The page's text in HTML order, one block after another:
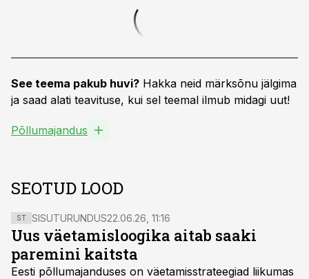
See teema pakub huvi? Hakka neid märksõnu jälgima
ja saad alati teavituse, kui sel teemal ilmub midagi uut!
Põllumajandus
SEOTUD LOOD
ST SISUTURUNDUS22.06.26, 11:16
Uus väetamisloogika aitab saaki
paremini kaitsta
Eesti põllumajanduses on väetamisstrateegiad liikumas